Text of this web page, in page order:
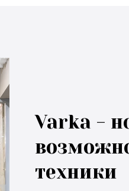
Varka -
техники